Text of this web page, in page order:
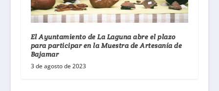
El Ayuntamiento de La Laguna abre el plazo
para participar en la Muestra de Artesanía de
Bajamar
3 de agosto de 2023